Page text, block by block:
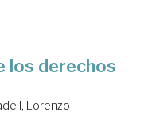
los derechos
Lorenzo